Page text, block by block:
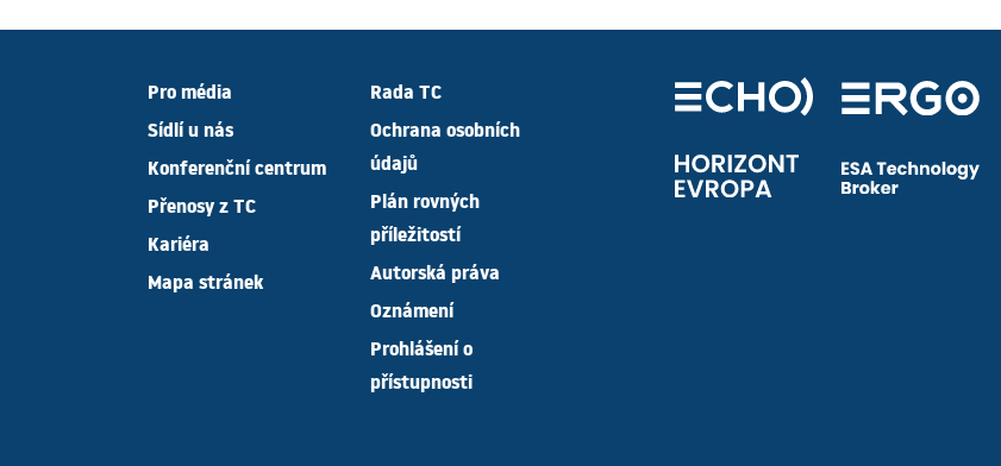
Pro média
Sídlí u nás
Konferenční centrum
Přenosy z TC
Kariéra
Mapa stránek
Rada TC
Ochrana osobních
údajů
Plán rovných
příležitostí
Autorská práva
Oznámení
Prohlášení o
přístupnosti